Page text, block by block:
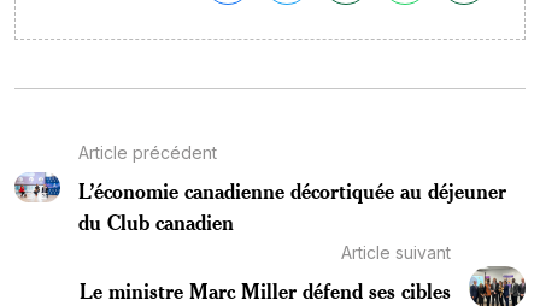
Article précédent
L’économie canadienne décortiquée au déjeuner
du Club canadien
Article suivant
Le ministre Marc Miller défend ses cibles